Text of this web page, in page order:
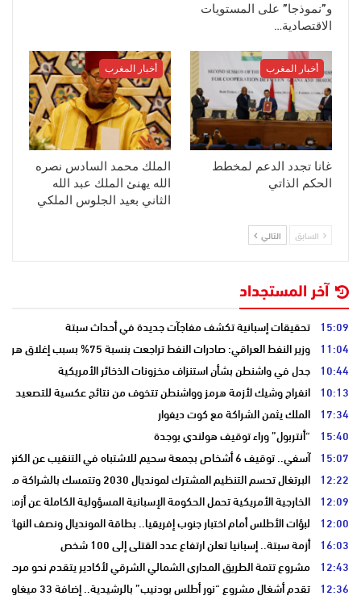
و”نموذجا” على المستويات
الاقتصادية…
أخبار المغرب
غانا تجدد الدعم لمخطط
الحكم الذاتي
أخبار المغرب
الملك محمد السادس نصره
الله يهنئ الملك عبد الله
الثاني بعيد الجلوس الملكي
السابق التالي
آخر المستجداد
15:09 تحقيقات إسبانية تكشف مفاجآت جديدة في أحداث سبتة
11:04 وزير النفط العراقي: صادرات النفط تراجعت بنسبة 75% بسبب إغلاق هرمز
10:44 جدل في واشنطن بشأن استنزاف مخزونات الذخائر الأمريكية
10:13 انفراج وشيك لأزمة هرمز وواشنطن تتخوف من نتائج عكسية للتصعيد
17:34 الملك يثمن الشراكة مع كوت ديفوار
15:40 “أنتربول” وراء توقيف هولندي بوجدة
15:07 آسفي.. توقيف 6 أشخاص بجمعة سحيم للاشتباه في التنقيب عن الكنوز .
12:22 البرتغال تحسم التنظيم المشترك لمونديال 2030 وتتمسك بالشراكة مع المغرب وإسبانيا
12:09 الخارجية الأمريكية تحمل الحكومة الإسبانية المسؤولية الكاملة عن أزمة
12:00 لبؤات الأطلس أمام اختبار جنوب إفريقيا.. بطاقة المونديال ونصف
16:03 أزمة سبتة.. إسبانيا تعلن ارتفاع عدد القتلى إلى 100 شخص
12:43 مشروع تتمة الطريق المداري الشمالي الشرقي لأكادير يتقدم نحو مرحلة
12:36 تقدم أشغال مشروع “نور أطلس بودنيب” بالرشيدية.. إضافة 33 ميغاوات إلى الشبكة الوطنية